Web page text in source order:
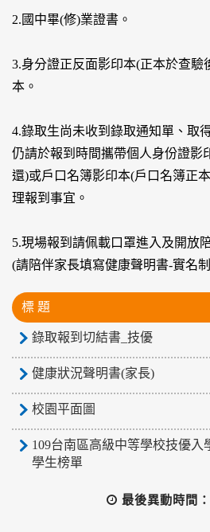
2.國中畢(修)業證書。
3.身分證正反面影印本(正本於查驗
本。
4.錄取生尚未收到錄取通知單、取
仍請於報到時間攜帶個人身份證影
還)或戶口名簿影印本(戶口名簿正
理報到事宜。
5.現場報到請佩載口罩進入及開放
(請陪伴家長填寫健康聲明書-實名
標 題
錄取報到切結書_技優
健康狀況聲明書(家長)
校園平面圖
109台南區高級中等學校技優入
學生榜單
最後異動時間：